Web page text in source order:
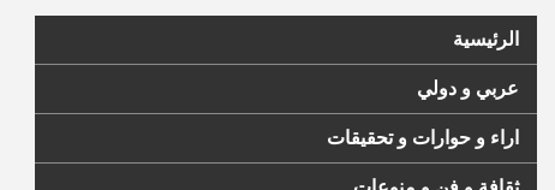
الرئيسية
عربي و دولي
اراء و حوارات و تحقيقات